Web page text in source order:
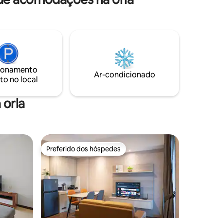
Mall-By
higiênico. Trocamos toda a cobertura,
minutos a pé do mercado fresco - 我们欢
迎您 - Nós lhe damos as boas-vindas - 우
리는 당신을 환영합니다 - ようこそ
no local
Ar-condicionado
Preferido dos hóspedes
Preferido dos hóspedes